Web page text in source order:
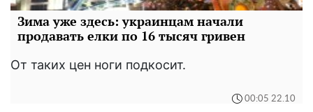
Зима уже здесь: украинцам начали
продавать елки по 16 тысяч гривен
От таких цен ноги подкосит.
00:05 22.10